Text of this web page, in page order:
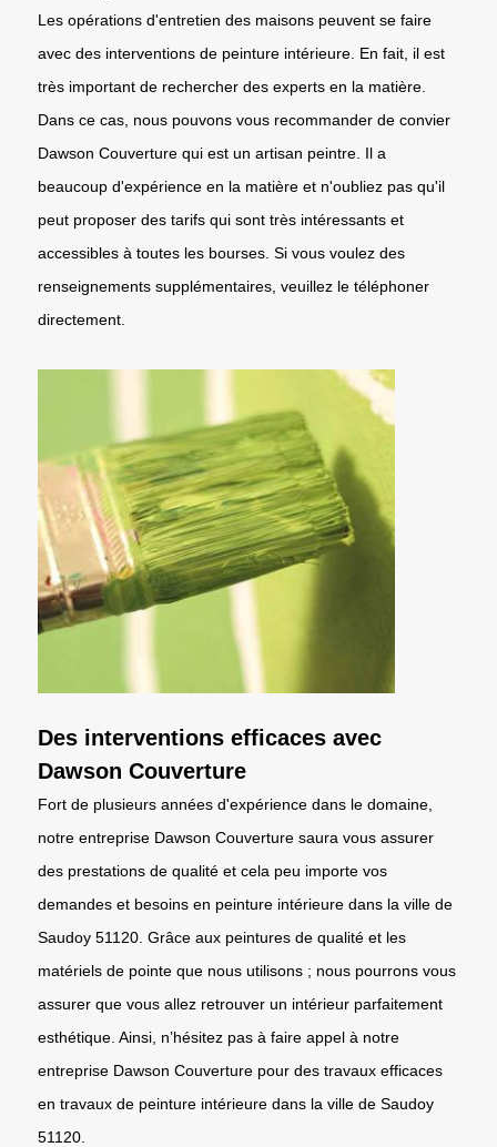
Les opérations d'entretien des maisons peuvent se faire
avec des interventions de peinture intérieure. En fait, il est
très important de rechercher des experts en la matière.
Dans ce cas, nous pouvons vous recommander de convier
Dawson Couverture qui est un artisan peintre. Il a
beaucoup d'expérience en la matière et n'oubliez pas qu'il
peut proposer des tarifs qui sont très intéressants et
accessibles à toutes les bourses. Si vous voulez des
renseignements supplémentaires, veuillez le téléphoner
directement.
Des interventions efficaces avec
Dawson Couverture
Fort de plusieurs années d'expérience dans le domaine,
notre entreprise Dawson Couverture saura vous assurer
des prestations de qualité et cela peu importe vos
demandes et besoins en peinture intérieure dans la ville de
Saudoy 51120. Grâce aux peintures de qualité et les
matériels de pointe que nous utilisons ; nous pourrons vous
assurer que vous allez retrouver un intérieur parfaitement
esthétique. Ainsi, n’hésitez pas à faire appel à notre
entreprise Dawson Couverture pour des travaux efficaces
en travaux de peinture intérieure dans la ville de Saudoy
51120.